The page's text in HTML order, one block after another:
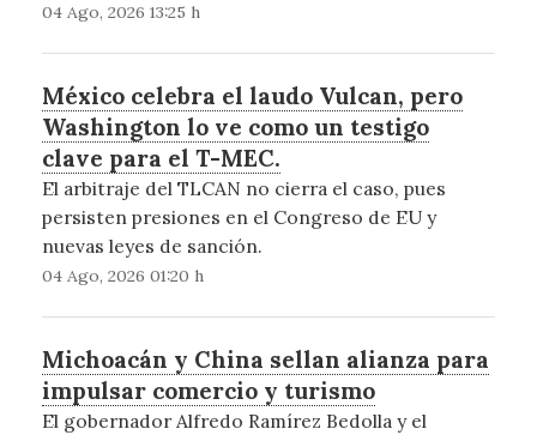
04 Ago, 2026 13:25 h
México celebra el laudo Vulcan, pero
Washington lo ve como un testigo
clave para el T-MEC.
El arbitraje del TLCAN no cierra el caso, pues
persisten presiones en el Congreso de EU y
nuevas leyes de sanción.
04 Ago, 2026 01:20 h
Michoacán y China sellan alianza para
impulsar comercio y turismo
El gobernador Alfredo Ramírez Bedolla y el